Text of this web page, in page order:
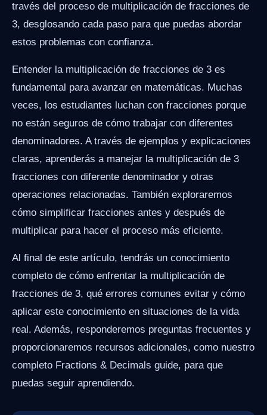
través del proceso de multiplicación de fracciones de
3, desglosando cada paso para que puedas abordar
estos problemas con confianza.
Entender la multiplicación de fracciones de 3 es
fundamental para avanzar en matemáticas. Muchas
veces, los estudiantes luchan con fracciones porque
no están seguros de cómo trabajar con diferentes
denominadores. A través de ejemplos y explicaciones
claras, aprenderás a manejar la multiplicación de 3
fracciones con diferente denominador y otras
operaciones relacionadas. También exploraremos
cómo simplificar fracciones antes y después de
multiplicar para hacer el proceso más eficiente.
Al final de este artículo, tendrás un conocimiento
completo de cómo enfrentar la multiplicación de
fracciones de 3, qué errores comunes evitar y cómo
aplicar este conocimiento en situaciones de la vida
real. Además, responderemos preguntas frecuentes y
proporcionaremos recursos adicionales, como nuestro
completo Fractions & Decimals guide, para que
puedas seguir aprendiendo.